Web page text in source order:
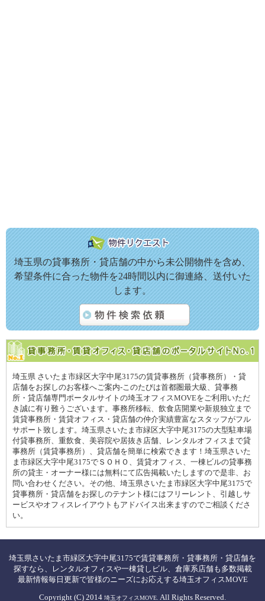
埼玉県の貸事務所・貸店舗の中から未公開物件を含め、
希望条件に合った物件を24時間以内に御連絡、送付いた
します。
埼玉県 さいたま市緑区大字中尾3175の賃貸事務所（貸事務所）・貸
店舗をお探しのお客様へご案内-このたびは首都圏最大級、貸事務
所・貸店舗専門ポータルサイトの埼玉オフィスMOVEをご利用いただ
き誠に有り難うございます。事務所移転、飲食店開業や新規独立まで
賃貸事務所・賃貸オフィス・貸店舗の仲介実績豊富なスタッフがフル
サポート致します。埼玉県さいたま市緑区大字中尾3175の大型駐車場
付貸事務所、重飲食、美容院や居抜き店舗、レンタルオフィスまで貸
事務所（賃貸事務所）、貸店舗を簡単に検索できます！埼玉県さいた
ま市緑区大字中尾3175でＳＯＨＯ、賃貸オフィス、一棟ビルの貸事務
所の貸主・オーナー様には無料にて広告掲載いたしますので是非、お
問い合わせください。その他、埼玉県さいたま市緑区大字中尾3175で
貸事務所・貸店舗をお探しのテナント様にはフリーレント、引越しサ
ービスやオフィスレイアウトもアドバイス出来ますのでご相談くださ
い。
埼玉県さいたま市緑区大字中尾3175で賃貸事務所・貸事務所・貸店舗を
探すなら、レンタルオフィスや一棟貸しビル、倉庫系店舗も多数掲載
最新情報毎日更新で皆様のニーズにお応えする埼玉オフィスMOVE
Copyright (C) 2014 埼玉オフィスMOVE. All Rights Reserved.